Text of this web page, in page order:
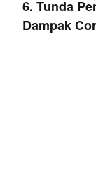
6. Tunda
Dampak